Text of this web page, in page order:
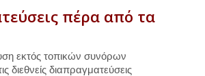
πέρα από τα
εκτός τοπικών συνόρων
διεθνείς διαπραγματεύσεις